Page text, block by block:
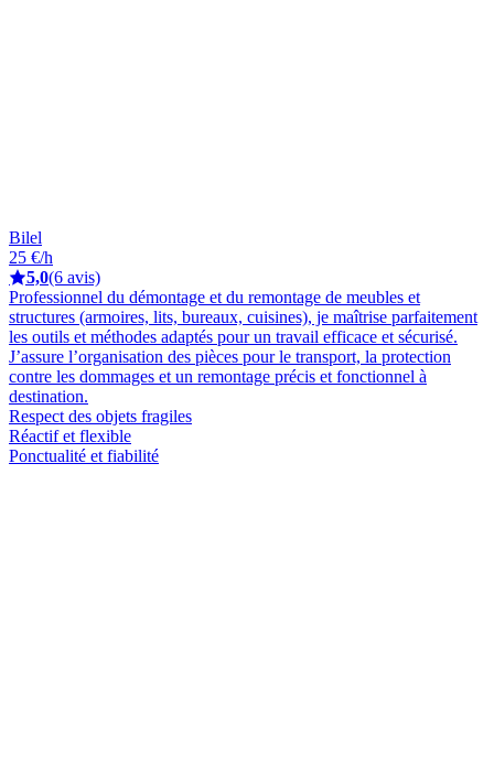
Bilel
25 €/h
5,0(6 avis)
Professionnel du démontage et du remontage de meubles et
structures (armoires, lits, bureaux, cuisines), je maîtrise parfaitement
les outils et méthodes adaptés pour un travail efficace et sécurisé.
J’assure l’organisation des pièces pour le transport, la protection
contre les dommages et un remontage précis et fonctionnel à
destination.
Respect des objets fragiles
Réactif et flexible
Ponctualité et fiabilité